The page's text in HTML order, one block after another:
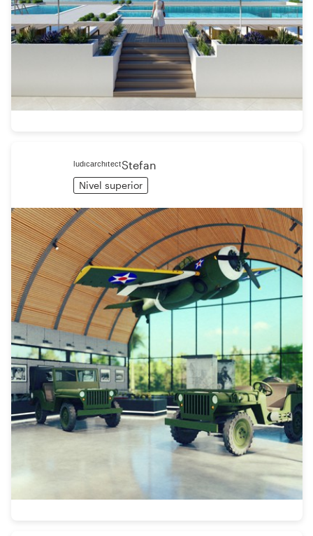
ˡᵘᵈᶦᶜᵃʳᶜʰᶦᵗᵉᶜᵗStefan
Nivel superior